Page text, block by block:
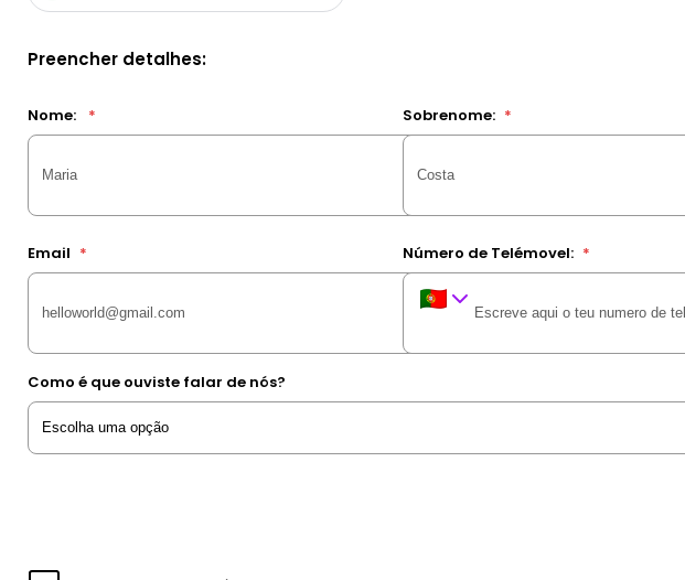
Preencher detalhes:
Nome: * Sobrenome: *
Email * Número de Telémovel: *
Como é que ouviste falar de nós?